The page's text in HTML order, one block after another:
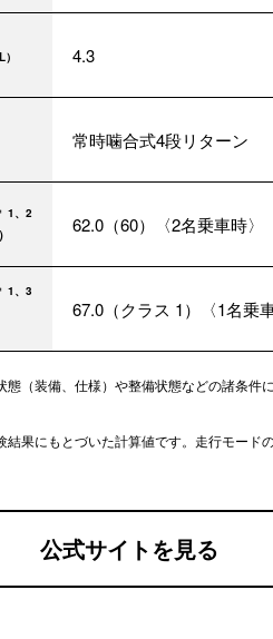
） 4.3
常時噛合式4段リターン
1、2 62.0（60）〈2名乗車時〉
1、3
67.0（クラス 1）〈1名乗車
（装備、仕様）や整備状態などの諸条件に
果にもとづいた計算値です。走行モード
公式サイトを見る